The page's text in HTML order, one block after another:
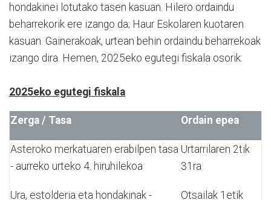
hondakinei lotutako tasen kasuan. Hilero ordaindu
beharrekorik ere izango da; Haur Eskolaren kuotaren
kasuan. Gainerakoak, urtean behin ordaindu beharrekoak
izango dira. Hemen, 2025eko egutegi fiskala osorik:
2025eko egutegi fiskala
Zerga / Tasa Ordain epea
Asteroko merkatuaren erabilpen tasa
- aurreko urteko 4. hiruhilekoa
Urtarrilaren 2tik
31ra
Ura, estolderia eta hondakinak -
Otsailak 1etik